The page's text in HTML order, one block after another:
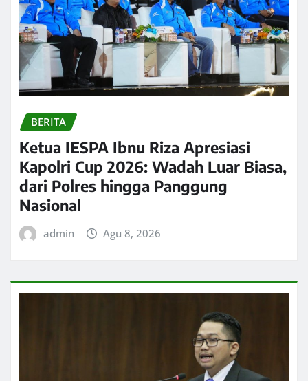
BERITA
Ketua IESPA Ibnu Riza Apresiasi
Kapolri Cup 2026: Wadah Luar Biasa,
dari Polres hingga Panggung
Nasional
admin Agu 8, 2026